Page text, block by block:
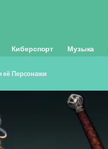
Киберспорт Музыка
её Персонажи